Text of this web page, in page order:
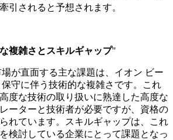
引されると予想されます。
複雑さとスキルギャップ"
が直面する主な課題は、イオン ビー
守に伴う技術的な複雑さです。これ
度な技術の取り扱いに熟達した高度な
ーターと技術者が必要ですが、資格の
れています。スキルギャップは、これ
検討している企業にとって課題となっ